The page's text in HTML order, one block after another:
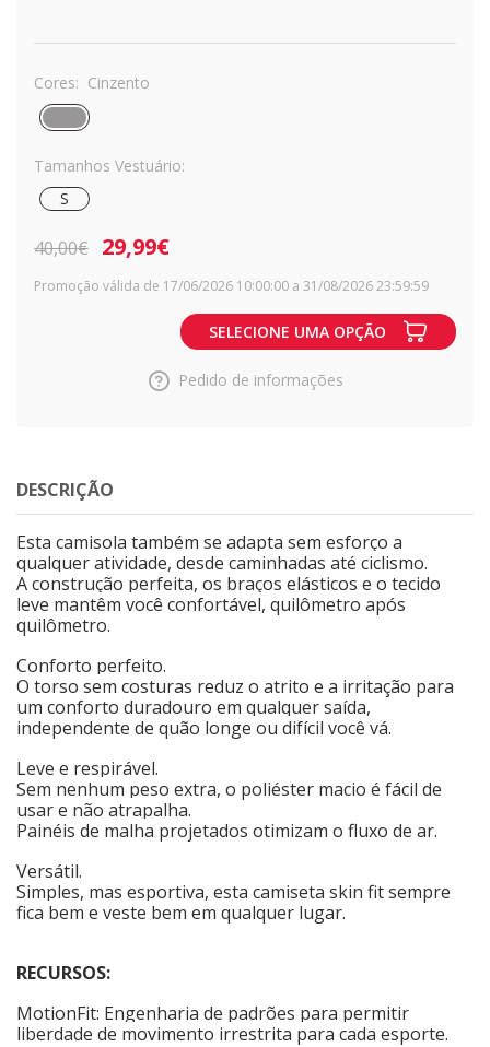
Cores: Cinzento
Tamanhos Vestuário:
S
40,00€ 29,99€
Promoção válida de 17/06/2026 10:00:00 a 31/08/2026 23:59:59
SELECIONE UMA OPÇÃO
Pedido de informações
DESCRIÇÃO
Esta camisola também se adapta sem esforço a
qualquer atividade, desde caminhadas até ciclismo.
A construção perfeita, os braços elásticos e o tecido
leve mantêm você confortável, quilômetro após
quilômetro.
Conforto perfeito.
O torso sem costuras reduz o atrito e a irritação para
um conforto duradouro em qualquer saída,
independente de quão longe ou difícil você vá.
Leve e respirável.
Sem nenhum peso extra, o poliéster macio é fácil de
usar e não atrapalha.
Painéis de malha projetados otimizam o fluxo de ar.
Versátil.
Simples, mas esportiva, esta camiseta skin fit sempre
fica bem e veste bem em qualquer lugar.
RECURSOS:
MotionFit: Engenharia de padrões para permitir
liberdade de movimento irrestrita para cada esporte.